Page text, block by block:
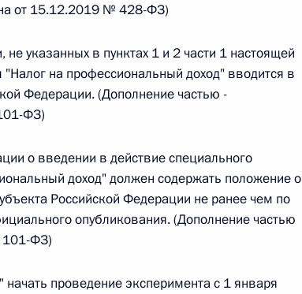
г. № 264-ФЗ
закона «Об актах гражданского состояния»
13 статьи 3 Федерального закона «О внесении
состояния“
г. № 270-ФЗ
закона «Об автономных учреждениях»
от 15.12.2019 № 428-ФЗ)
указанных в пунктах 1 и 2 части 1 настоящей
на профессиональный доход" вводится в
Федерации. (Дополнение частью -
ФЗ)
о введении в действие специального
доход" должен содержать положение о
Российской Федерации не ранее чем по
опубликования. (Дополнение частью
101-ФЗ)
проведение эксперимента с 1 января